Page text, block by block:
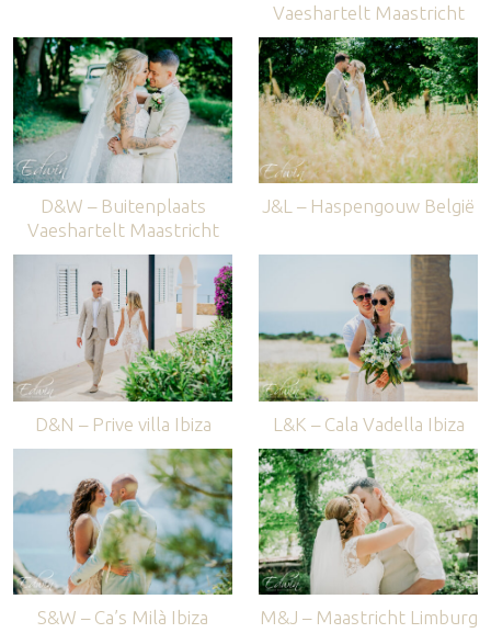
Vaeshartelt Maastricht
D&W – Buitenplaats
Vaeshartelt Maastricht
J&L – Haspengouw België
D&N – Prive villa Ibiza L&K – Cala Vadella Ibiza
S&W – Ca’s Milà Ibiza M&J – Maastricht Limburg